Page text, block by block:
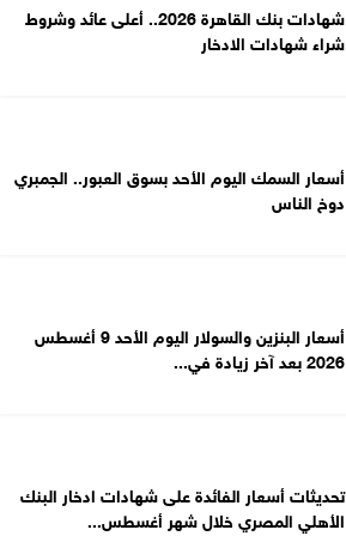
شهادات بنك القاهرة 2026.. أعلى عائد وشروط
شراء شهادات الادخار
أسعار السمك اليوم الأحد بسوق العبور.. الجمبري
دوخ الناس
أسعار البنزين والسولار اليوم الأحد 9 أغسطس
2026 بعد آخر زيادة في...
تحديثات أسعار الفائدة على شهادات ادخار البنك
الأهلي المصري خلال شهر أغسطس...